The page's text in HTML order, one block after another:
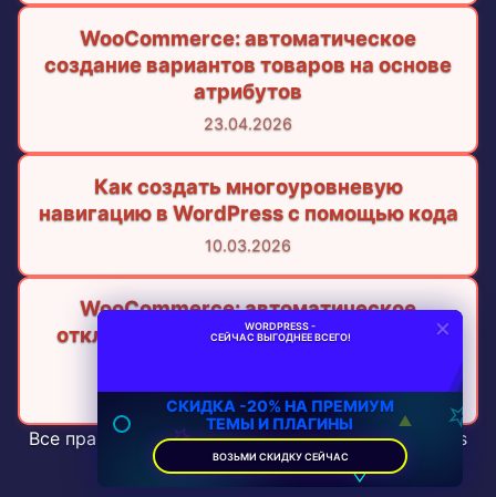
WooCommerce: автоматическое
создание вариантов товаров на основе
атрибутов
23.04.2026
Как создать многоуровневую
навигацию в WordPress с помощью кода
10.03.2026
WooCommerce: автоматическое
отключение неоплаченных заказов с
03.08.2026
Все права защищены © 2026 wpapp.ru WordPress
Application
×
WORDPRESS -
СЕЙЧАС ВЫГОДНЕЕ ВСЕГО!
СКИДКА -20% НА ПРЕМИУМ
ТЕМЫ И ПЛАГИНЫ
ВОЗЬМИ СКИДКУ СЕЙЧАС